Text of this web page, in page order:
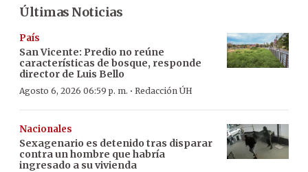
Últimas Noticias
País
San Vicente: Predio no reúne
características de bosque, responde
director de Luis Bello
Agosto 6, 2026 06:59 p. m. · Redacción ÚH
Nacionales
Sexagenario es detenido tras disparar
contra un hombre que habría
ingresado a su vivienda